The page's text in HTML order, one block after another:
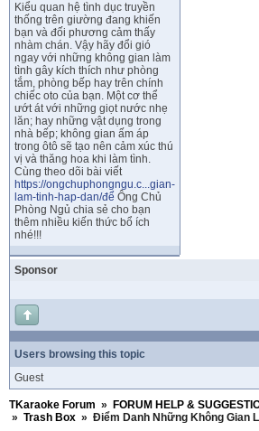
Kiểu quan hệ tình dục truyền
thống trên giường đang khiến
bạn và đối phương cảm thấy
nhàm chán. Vậy hãy đổi gió
ngay với những không gian làm
tình gây kích thích như phòng
tắm, phòng bếp hay trên chính
chiếc oto của bạn. Một cơ thể
ướt át với những giọt nước nhẹ
lăn; hay những vật dụng trong
nhà bếp; không gian ấm áp
trong ôtô sẽ tạo nên cảm xúc thú
vị và thăng hoa khi làm tình.
Cùng theo dõi bài viết
https://ongchuphongngu.c...gian-
lam-tinh-hap-dan/để Ông Chủ
Phòng Ngủ chia sẻ cho bạn
thêm nhiều kiến thức bổ ích
nhé!!!
Sponsor
Users browsing this topic
Guest
TKaraoke Forum »
FORUM HELP &
» Trash Box » Điểm Danh Những Không Gian